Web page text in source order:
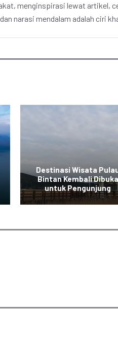
menginspirasi lewat artikel,
narasi mendalam adalah ciri
Destinasi Wisata
Bintan Kembali Dibuka
untuk Pengunjung